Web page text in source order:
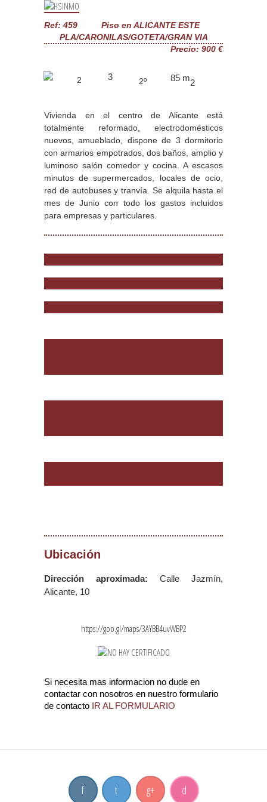
Ref: 459
Piso en ALICANTE ESTE
PLA/CARONILAS/GOTETA/GRAN VIA
Precio: 900 €
2 3 2º 85 m2
Vivienda en el centro de Alicante está
totalmente reformado, electrodomésticos
nuevos, amueblado, dispone de 3 dormitorio
con armarios empotrados, dos baños, amplio y
luminoso salón comedor y cocina. A escasos
minutos de supermercados, locales de ocio,
red de autobuses y tranví­a. Se alquila hasta el
mes de Junio con todo los gastos incluidos
para empresas y particulares.
Ubicación
Dirección aproximada: Calle Jazmín,
Alicante, 10
https://goo.gl/maps/3AYBB4uvWBP2
Si necesita mas informacion no dude en
contactar con nosotros en nuestro formulario
de contacto IR AL FORMULARIO
f t g+ d